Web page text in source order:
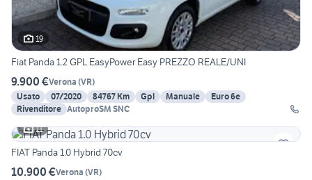
19
Fiat Panda 1.2 GPL EasyPower Easy PREZZO REALE/UNI
9.900 €Verona (VR)
Usato
07/2020 84767 Km Gpl Manuale
Euro 6e
Rivenditore AutoproSM SNC
11
FIAT Panda 1.0 Hybrid 70cv
10.900 €Verona (VR)